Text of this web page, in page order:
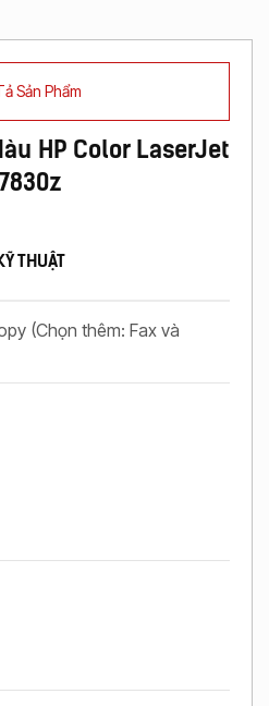
Sản Phẩm
HP Color LaserJet
THUẬT
(Chọn thêm: Fax và